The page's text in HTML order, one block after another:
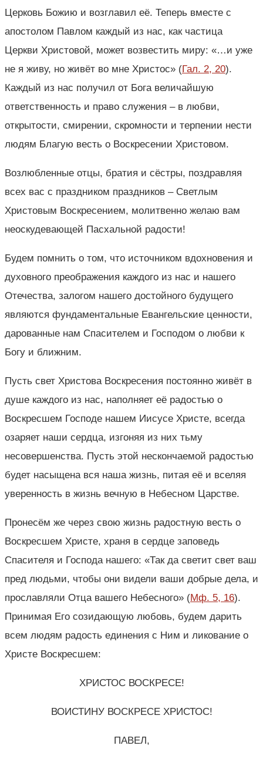
Церковь Божию и возглавил её. Теперь вместе с
апостолом Павлом каждый из нас, как частица
Церкви Христовой, может возвестить миру: «…и уже
не я живу, но живёт во мне Христос» (Гал. 2, 20).
Каждый из нас получил от Бога величайшую
ответственность и право служения – в любви,
открытости, смирении, скромности и терпении нести
людям Благую весть о Воскресении Христовом.
Возлюбленные отцы, братия и сёстры, поздравляя
всех вас с праздником праздников – Светлым
Христовым Воскресением, молитвенно желаю вам
неоскудевающей Пасхальной радости!
Будем помнить о том, что источником вдохновения и
духовного преображения каждого из нас и нашего
Отечества, залогом нашего достойного будущего
являются фундаментальные Евангельские ценности,
дарованные нам Спасителем и Господом о любви к
Богу и ближним.
Пусть свет Христова Воскресения постоянно живёт в
душе каждого из нас, наполняет её радостью о
Воскресшем Господе нашем Иисусе Христе, всегда
озаряет наши сердца, изгоняя из них тьму
несовершенства. Пусть этой нескончаемой радостью
будет насыщена вся наша жизнь, питая её и вселяя
уверенность в жизнь вечную в Небесном Царстве.
Пронесём же через свою жизнь радостную весть о
Воскресшем Христе, храня в сердце заповедь
Спасителя и Господа нашего: «Так да светит свет ваш
пред людьми, чтобы они видели ваши добрые дела, и
прославляли Отца вашего Небесного» (Мф. 5, 16).
Принимая Его созидающую любовь, будем дарить
всем людям радость единения с Ним и ликование о
Христе Воскресшем:
ХРИСТОС ВОСКРЕСЕ!
ВОИСТИНУ ВОСКРЕСЕ ХРИСТОС!
ПАВЕЛ,